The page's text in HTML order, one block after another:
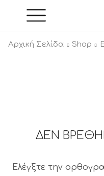
Αρχική Σελίδα Shop
ΔΕΝ
Ελέγξτε την